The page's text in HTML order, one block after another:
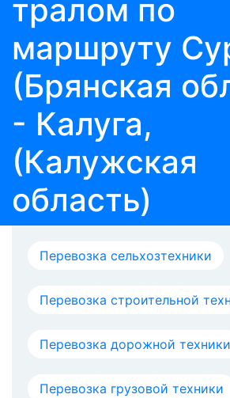
тралом по
маршруту
(Брянская
- Калуга,
(Калужская
область)
Перевозка сельхозтехники
Перевозка строительной
Перевозка дорожной техники
Перевозка грузовой техники